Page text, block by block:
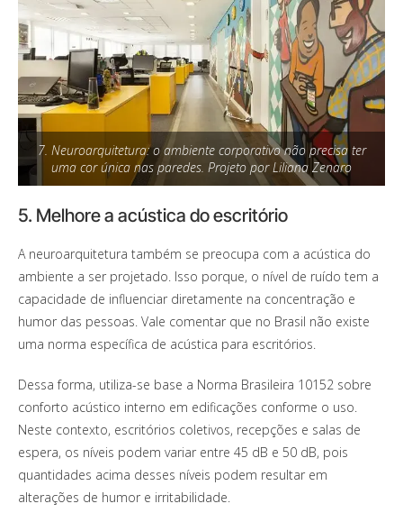
7. Neuroarquitetura: o ambiente corporativo não precisa ter
uma cor única nas paredes. Projeto por Liliana Zenaro
5. Melhore a acústica do escritório
A neuroarquitetura também se preocupa com a acústica do
ambiente a ser projetado. Isso porque, o nível de ruído tem a
capacidade de influenciar diretamente na concentração e
humor das pessoas. Vale comentar que no Brasil não existe
uma norma específica de acústica para escritórios.
Dessa forma, utiliza-se base a Norma Brasileira 10152 sobre
conforto acústico interno em edificações conforme o uso.
Neste contexto, escritórios coletivos, recepções e salas de
espera, os níveis podem variar entre 45 dB e 50 dB, pois
quantidades acima desses níveis podem resultar em
alterações de humor e irritabilidade.